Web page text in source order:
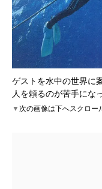
ゲストを水中の世界に
人を頼るのが苦手にな
▼次の画像は下へスクロー